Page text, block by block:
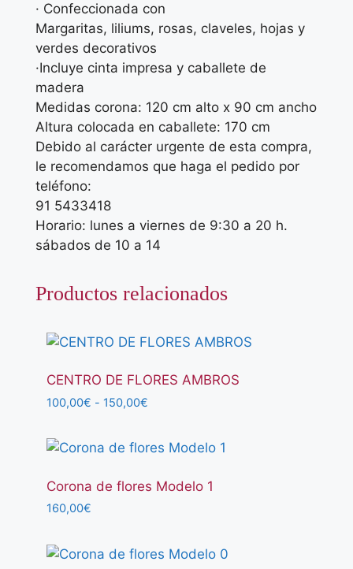
· Confeccionada con
Margaritas, liliums, rosas, claveles, hojas y
verdes decorativos
·Incluye cinta impresa y caballete de
madera
Medidas corona: 120 cm alto x 90 cm ancho
Altura colocada en caballete: 170 cm
Debido al carácter urgente de esta compra,
le recomendamos que haga el pedido por
teléfono:
91 5433418
Horario: lunes a viernes de 9:30 a 20 h.
sábados de 10 a 14
Productos relacionados
CENTRO DE FLORES AMBROS
100,00€ - 150,00€Rango
desde
hasta
Corona de flores Modelo 1
160,00€